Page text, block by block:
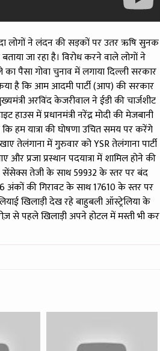
लोगों ने लंदन की सड़कों पर उतर ऋषि सुनक
जा रहा है। विरोध करने वाले लोगों ने
पैसा गोवा चुनाव में लगाया दिल्ली सरकार
है कि आम आदमी पार्टी (आप) की सरकार
अरविंद केजरीवाल ने ईडी की चार्जशीट
में प्रधानमंत्री नरेंद्र मोदी की मेजबानी
हम यात्रा की घोषणा उचित समय पर करेंगे
तेलंगाना में गुरुवार को YSR तेलंगाना पार्टी
प्रजा प्रस्थान पदयात्रा में शामिल होने की
सेंसेक्स तेजी के साथ 59932 के स्तर पर बंद
की गिरावट के साथ 17610 के स्तर पर
खिलाड़ी देख रहे बाहुबली ऑस्ट्रेलिया के
से पहले खिलाड़ी अपने होटल में मस्ती भी कर